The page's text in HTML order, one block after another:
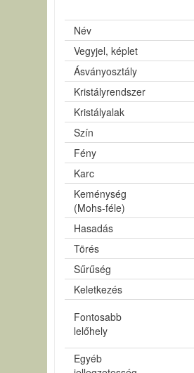
Név
Vegyjel, képlet
Ásványosztály
Kristályrendszer
Kristályalak
Szín
Fény
Karc
Keménység
(Mohs-féle)
Hasadás
Törés
Sűrűség
Keletkezés
Fontosabb
lelőhely
Egyéb